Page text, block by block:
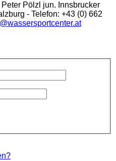
Pölzl jun. Innsbrucker
- Telefon: +43 (0) 662